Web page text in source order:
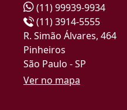
(11) 99939-9934
(11) 3914-5555
R. Simão Álvares, 464
Pinheiros
São Paulo - SP
Ver no mapa